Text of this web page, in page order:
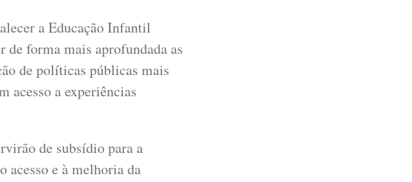
a Educação Infantil
forma mais aprofundada as
de políticas públicas mais
acesso a experiências
de subsídio para a
acesso e à melhoria da